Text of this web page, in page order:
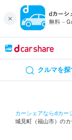
クルマを探
カーシェアならdカー
城見町（福山市）の